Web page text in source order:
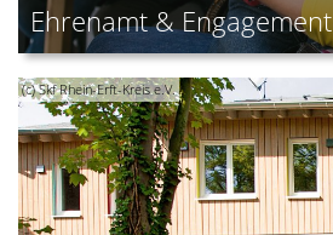
Ehrenamt & Engagement
(c) Skf Rhein-Erft-Kreis e.V.